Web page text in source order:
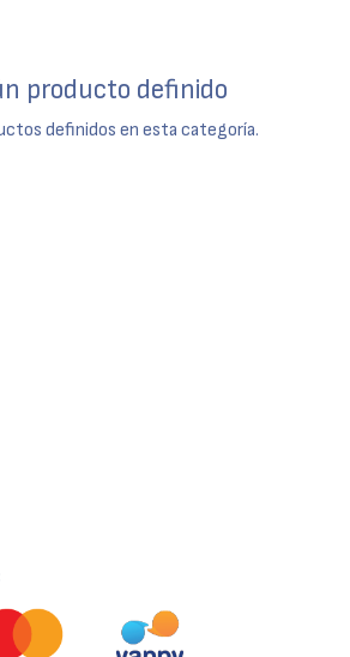
producto definido
definidos en esta categoría.